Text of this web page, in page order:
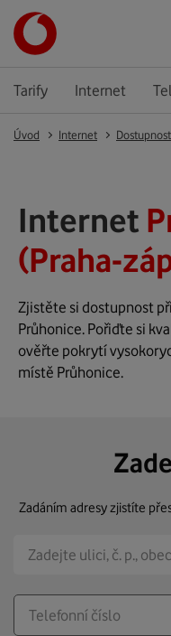
Tarify Internet
Úvod Internet Dostupnost
Internet
(Praha-
Zjistěte si dostupnost
Průhonice. Pořiďte si
ověřte pokrytí
místě Průhonice.
Zadáním adresy zjistíte